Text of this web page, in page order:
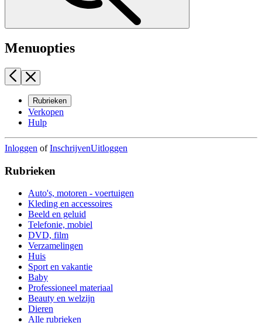
Menuopties
Rubrieken
Verkopen
Hulp
Inloggen ofInschrijvenUitloggen
Rubrieken
Auto's, motoren - voertuigen
Kleding en accessoires
Beeld en geluid
Telefonie, mobiel
DVD, film
Verzamelingen
Huis
Sport en vakantie
Baby
Professioneel materiaal
Beauty en welzijn
Dieren
Alle rubrieken